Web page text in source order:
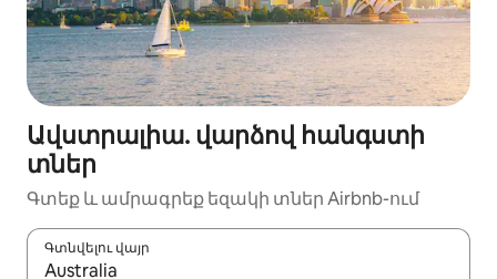
Ավստրալիա. վարձով հանգստի
տներ
Գտեք և ամրագրեք եզակի տներ Airbnb-ում
Գտնվելու վայր
Երբ արդյունքները հասանելի լինեն, սլաքների